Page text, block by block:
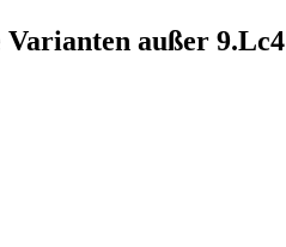
außer 9.Lc4